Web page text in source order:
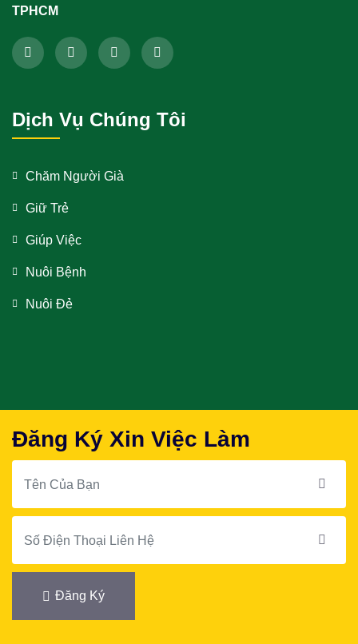
TPHCM
Dịch Vụ Chúng Tôi
Chăm Người Già
Giữ Trẻ
Giúp Việc
Nuôi Bệnh
Nuôi Đẻ
Đăng Ký Xin Việc Làm
Đăng Ký